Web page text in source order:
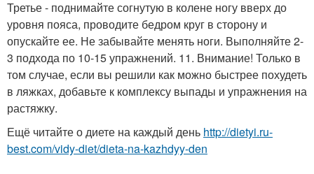
Третье - поднимайте согнутую в колене ногу вверх до
уровня пояса, проводите бедром круг в сторону и
опускайте ее. Не забывайте менять ноги. Выполняйте 2-
3 подхода по 10-15 упражнений. 11. Внимание! Только в
том случае, если вы решили как можно быстрее похудеть
в ляжках, добавьте к комплексу выпады и упражнения на
растяжку.
Ещё читайте о диете на каждый день http://dietyi.ru-
best.com/vidy-diet/dieta-na-kazhdyy-den